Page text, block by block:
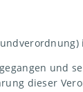
und
dieser